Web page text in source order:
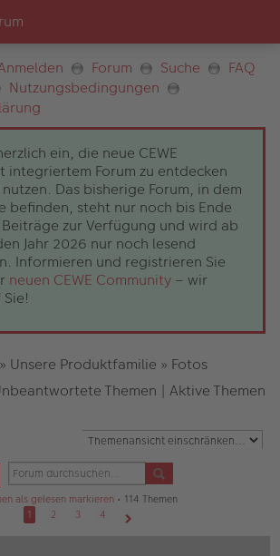
Forum Suche
FAQ
Nutzungsbedingungen
ein, die neue CEWE
integriertem Forum zu entdecken
Das bisherige Forum, in dem
befinden, steht nur noch bis Ende
zur Verfügung und wird ab
Jahr 2026 nur noch lesend
Informieren und registrieren Sie
neuen CEWE Community – wir
» Unsere Produktfamilie » Fotos
Themen | Aktive Themen
als gelesen markieren• 114 Themen
1
2 3
4